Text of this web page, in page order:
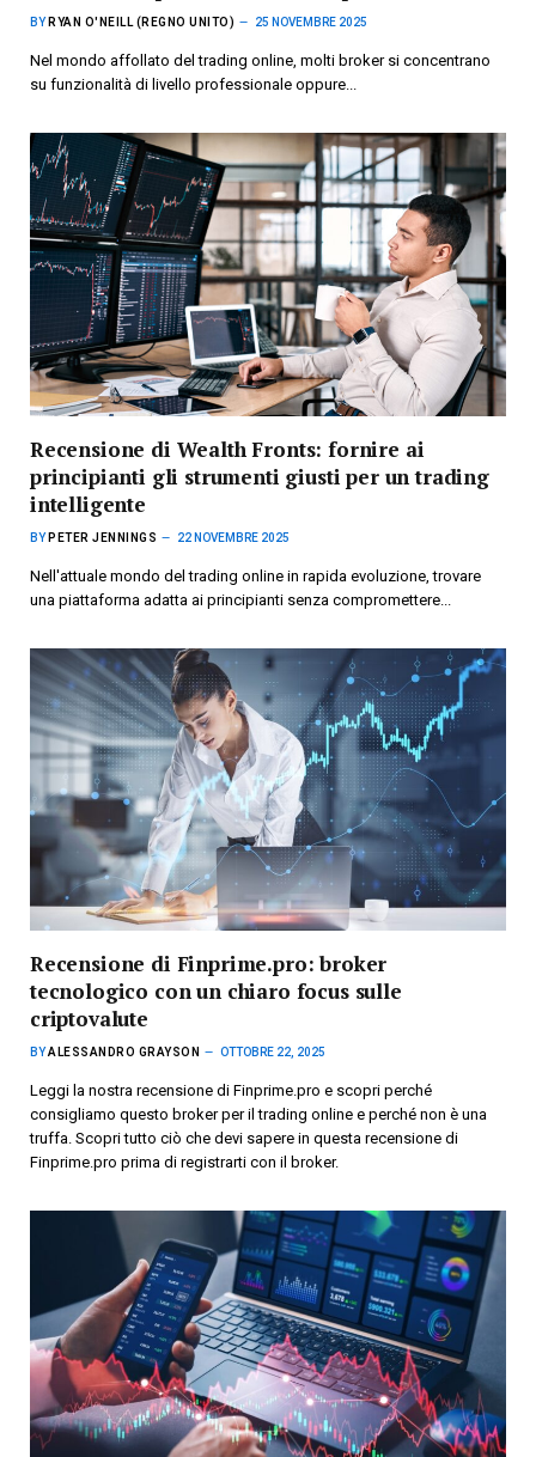
BY RYAN O'NEILL (REGNO UNITO) 25 NOVEMBRE 2025
Nel mondo affollato del trading online, molti broker si concentrano
su funzionalità di livello professionale oppure...
Recensione di Wealth Fronts: fornire ai
principianti gli strumenti giusti per un trading
intelligente
BY PETER JENNINGS 22 NOVEMBRE 2025
Nell'attuale mondo del trading online in rapida evoluzione, trovare
una piattaforma adatta ai principianti senza compromettere...
Recensione di Finprime.pro: broker
tecnologico con un chiaro focus sulle
criptovalute
BYALESSANDRO GRAYSON OTTOBRE 22, 2025
Leggi la nostra recensione di Finprime.pro e scopri perché
consigliamo questo broker per il trading online e perché non è una
truffa. Scopri tutto ciò che devi sapere in questa recensione di
Finprime.pro prima di registrarti con il broker.